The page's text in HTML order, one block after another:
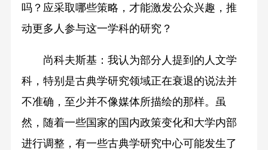
吗？应采取哪些策略，才能激发公众兴趣，推
动更多人参与这一学科的研究？
尚科夫斯基：我认为部分人提到的人文学
科，特别是古典学研究领域正在衰退的说法并
不准确，至少并不像媒体所描绘的那样。虽
然，随着一些国家的国内政策变化和大学内部
进行调整，有一些古典学研究中心可能发生了